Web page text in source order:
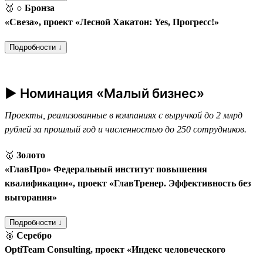
🥉 ○ Бронза
«Свеза», проект «Лесной Хакатон: Yes, Прогресс!»
Подробности ↓
► Номинация «Малый бизнес»
Проекты, реализованные в компаниях с выручкой до 2 млрд
рублей за прошлый год и численностью до 250 сотрудников.
🥇 Золото
«ГлавПро» Федеральный институт повышения
квалификации«, проект «ГлавТренер. Эффективность без
выгорания»
Подробности ↓
🥈 Серебро
OptiTeam Consulting, проект «Индекс человеческого